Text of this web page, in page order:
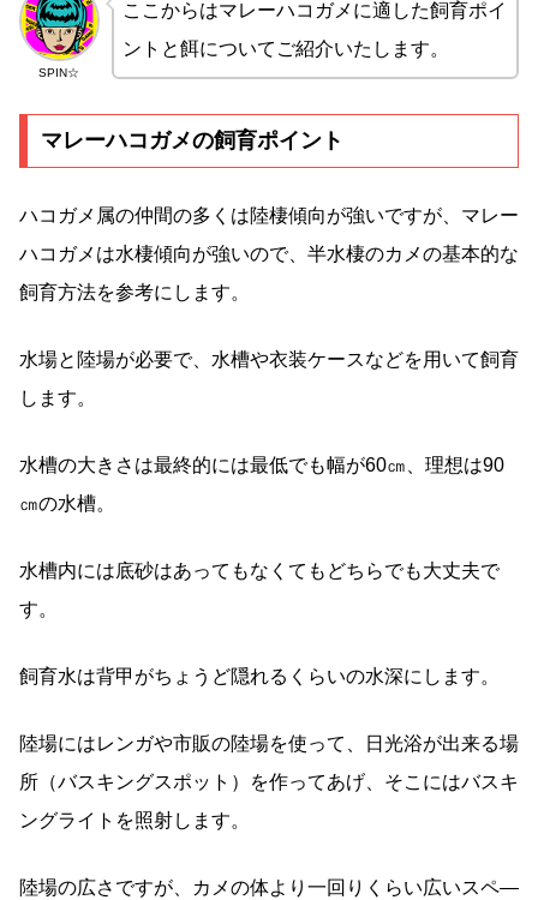
SPIN☆
ここからはマレーハコガメに適した飼育ポイ
ントと餌についてご紹介いたします。
マレーハコガメの飼育ポイント
ハコガメ属の仲間の多くは陸棲傾向が強いですが、マレー
ハコガメは水棲傾向が強いので、半水棲のカメの基本的な
飼育方法を参考にします。
水場と陸場が必要で、水槽や衣装ケースなどを用いて飼育
します。
水槽の大きさは最終的には最低でも幅が60㎝、理想は90
㎝の水槽。
水槽内には底砂はあってもなくてもどちらでも大丈夫で
す。
飼育水は背甲がちょうど隠れるくらいの水深にします。
陸場にはレンガや市販の陸場を使って、日光浴が出来る場
所（バスキングスポット）を作ってあげ、そこにはバスキ
ングライトを照射します。
陸場の広さですが、カメの体より一回りくらい広いスペ―